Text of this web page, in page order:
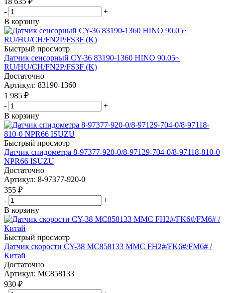
-
+
В корзину
Быстрый просмотр
Датчик сенсорный CY-36 83190-1360 HINO 90.05~
RU/HU/CH/FN2P/FS3F (K)
Достаточно
Артикул: 83190-1360
1 985 ₽
-
+
В корзину
Быстрый просмотр
Датчик спидометра 8-97377-920-0/8-97129-704-0/8-97118-810-0
NPR66 ISUZU
Достаточно
Артикул: 8-97377-920-0
355 ₽
-
+
В корзину
Быстрый просмотр
Датчик скорости CY-38 MC858133 MMC FH2#/FK6#/FM6# /
Китай
Достаточно
Артикул: MC858133
930 ₽